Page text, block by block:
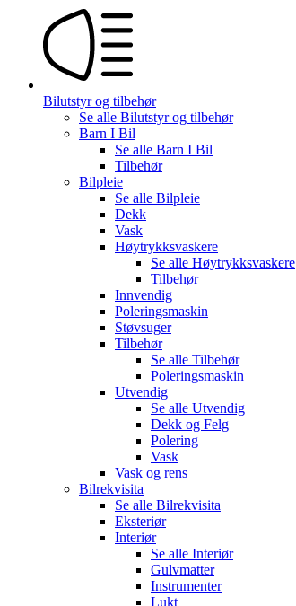
Bilutstyr og tilbehør
Se alle Bilutstyr og tilbehør
Barn I Bil
Se alle Barn I Bil
Tilbehør
Bilpleie
Se alle Bilpleie
Dekk
Vask
Høytrykksvaskere
Se alle Høytrykksvaskere
Tilbehør
Innvendig
Poleringsmaskin
Støvsuger
Tilbehør
Se alle Tilbehør
Poleringsmaskin
Utvendig
Se alle Utvendig
Dekk og Felg
Polering
Vask
Vask og rens
Bilrekvisita
Se alle Bilrekvisita
Eksteriør
Interiør
Se alle Interiør
Gulvmatter
Instrumenter
Lukt